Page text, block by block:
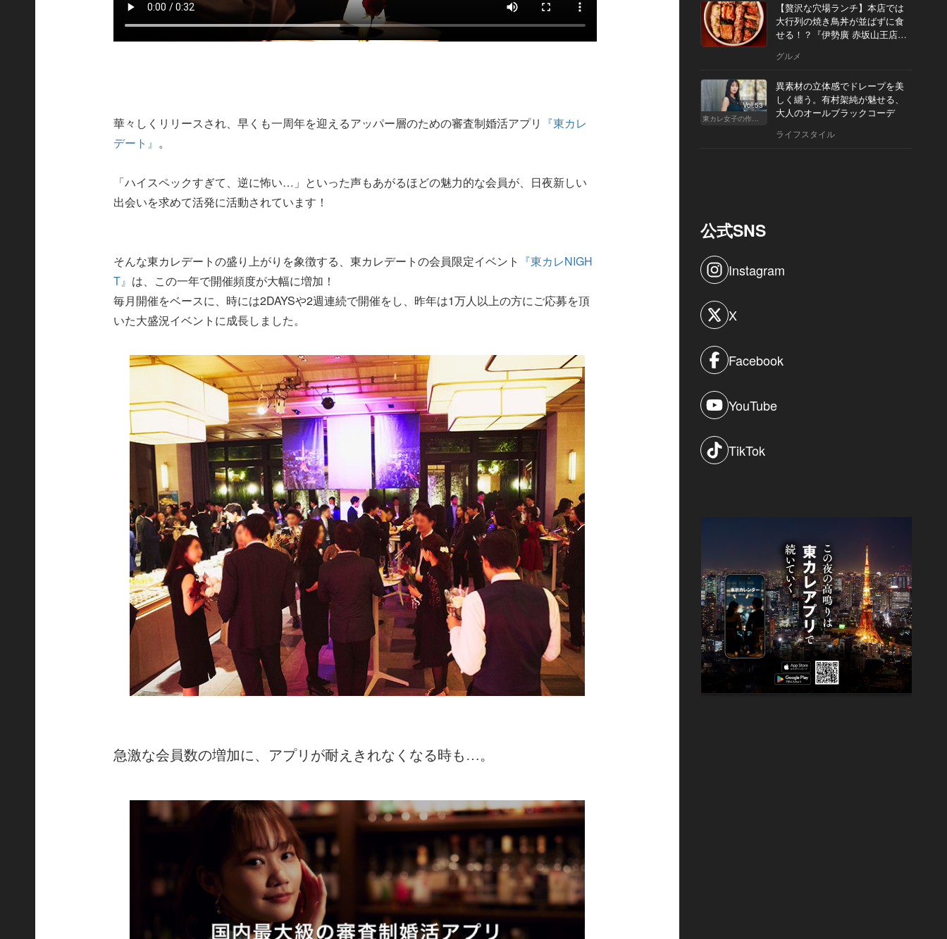
華々しくリリースされ、早くも一周年を迎えるアッパー層のための審査制婚活アプリ 『東カレ
デート』 。
「ハイスペックすぎて、逆に怖い…」といった声もあがるほどの魅力的な会員が、日夜新しい
出会いを求めて活発に活動されています！
そんな東カレデートの盛り上がりを象徴する、東カレデートの会員限定イベント 『東カレNIGH
T』 は、この一年で開催頻度が大幅に増加！
毎月開催をベースに、時には2DAYSや2週連続で開催をし、昨年は1万人以上の方にご応募を頂
いた大盛況イベントに成長しました。
急激な会員数の増加に、アプリが耐えきれなくなる時も…。
【贅沢な穴場ランチ】本店では
大行列の焼き鳥丼が並ばずに食
せる！？『伊勢廣 赤坂山王店』
グルメ
Vol.53
東カレ女子の作り方
異素材の立体感でドレープを美
しく纏う。有村架純が魅せる、
大人のオールブラックコーデ
ライフスタイル
公式SNS
Instagram
X
Facebook
YouTube
TikTok